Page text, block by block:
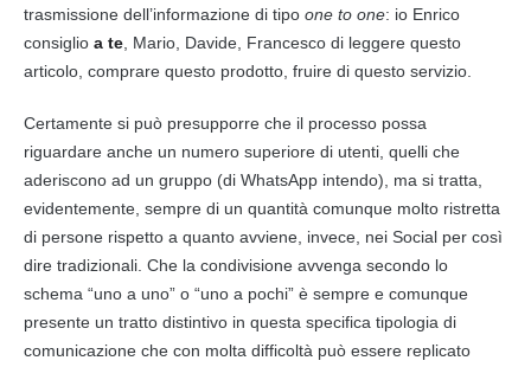
trasmissione dell’informazione di tipo one to one: io Enrico
consiglio a te , Mario, Davide, Francesco di leggere questo
articolo, comprare questo prodotto, fruire di questo servizio.
Certamente si può presupporre che il processo possa
riguardare anche un numero superiore di utenti, quelli che
aderiscono ad un gruppo (di WhatsApp intendo), ma si tratta,
evidentemente, sempre di un quantità comunque molto ristretta
di persone rispetto a quanto avviene, invece, nei Social per così
dire tradizionali. Che la condivisione avvenga secondo lo
schema “uno a uno” o “uno a pochi” è sempre e comunque
presente un tratto distintivo in questa specifica tipologia di
comunicazione che con molta difficoltà può essere replicato